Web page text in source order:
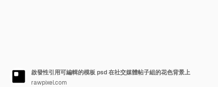
啟發性引用可編輯的模板 psd 在社交媒體帖子組的花色背景上
rawpixel.com